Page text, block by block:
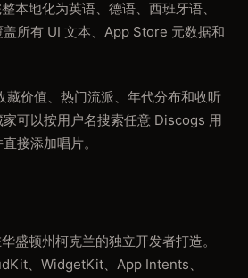
本地化为英语、德语、西班牙语、
所有 UI 文本、App Store 元数据和
价值、热门流派、年代分布和收听
可以按用户名搜索任意 Discogs 用
接添加唱片。
盛顿州柯克兰的独立开发者打造。
、WidgetKit、App Intents、